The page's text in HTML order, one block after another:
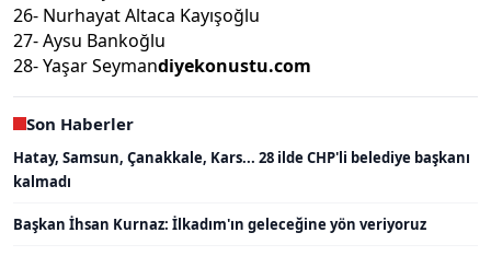
26- Nurhayat Altaca Kayışoğlu
27- Aysu Bankoğlu
28- Yaşar Seymandiyekonustu.com
Son Haberler
Hatay, Samsun, Çanakkale, Kars... 28 ilde CHP'li belediye başkanı
kalmadı
Başkan İhsan Kurnaz: İlkadım'ın geleceğine yön veriyoruz